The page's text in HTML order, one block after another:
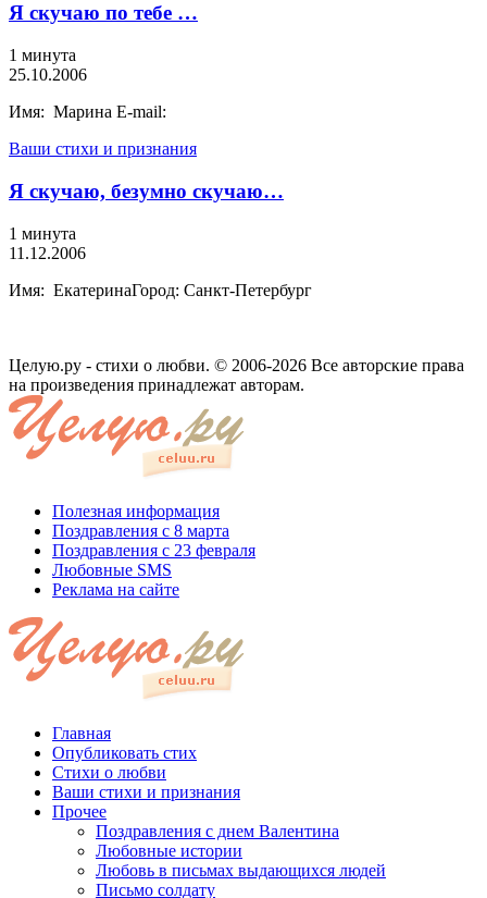
Я скучаю по тебе …
1 минута
25.10.2006
Имя: Марина E-mail:
Ваши стихи и признания
Я скучаю, безумно скучаю…
1 минута
11.12.2006
Имя: ЕкатеринаГород: Санкт-Петербург
Целую.ру - стихи о любви. © 2006-2026 Все авторские права
на произведения принадлежат авторам.
Полезная информация
Поздравления с 8 марта
Поздравления с 23 февраля
Любовные SMS
Реклама на сайте
Главная
Опубликовать стих
Стихи о любви
Ваши стихи и признания
Прочее
Поздравления с днем Валентина
Любовные истории
Любовь в письмах выдающихся людей
Письмо солдату